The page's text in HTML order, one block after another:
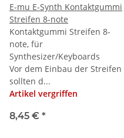
E-mu E-Synth Kontaktgummi
Streifen 8-note
Kontaktgummi Streifen 8-
note, für
Synthesizer/Keyboards
Vor dem Einbau der Streifen
sollten d...
Artikel vergriffen
8,45 € *